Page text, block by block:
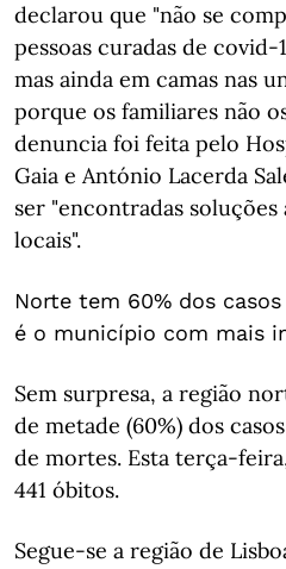
declarou que "não se
pessoas curadas de
mas ainda em camas nas
porque os familiares não
denuncia foi feita pelo
Gaia e António Lacerda
ser "encontradas
locais".
Norte tem 60% dos
é o município com mais
Sem surpresa, a região
de metade (60%) dos
de mortes. Esta terça-
441 óbitos.
Segue-se a região de